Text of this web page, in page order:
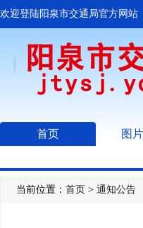
欢迎登陆阳泉市交通局官方网站
首页 图
当前位置： 首页 > 通知公告